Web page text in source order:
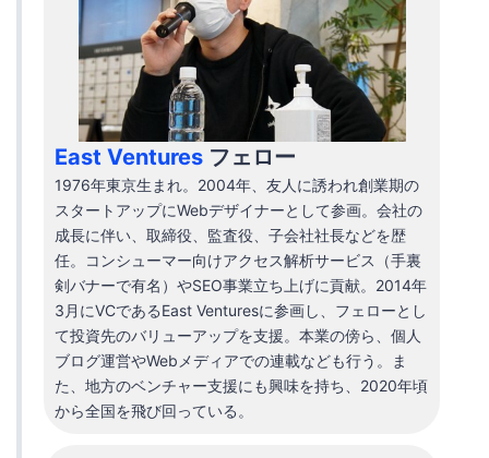
East Ventures フェロー
1976年東京生まれ。2004年、友人に誘われ創業期の
スタートアップにWebデザイナーとして参画。会社の
成長に伴い、取締役、監査役、子会社社長などを歴
任。コンシューマー向けアクセス解析サービス（手裏
剣バナーで有名）やSEO事業立ち上げに貢献。2014年
3月にVCであるEast Venturesに参画し、フェローとし
て投資先のバリューアップを支援。本業の傍ら、個人
ブログ運営やWebメディアでの連載なども行う。ま
た、地方のベンチャー支援にも興味を持ち、2020年頃
から全国を飛び回っている。